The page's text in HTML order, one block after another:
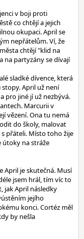
v boji proti
co chtějí a jejich
okupaci. April se
nepřátelům. Ví, že
chtějí "klid na
na partyzány se dívají
sladké dívence, která
April už není
pro jiné jí už nezbývá.
Marcurii v
vězení. Ona tu nemá
do školy, malovat
přáteli. Místo toho žije
útoky na stráže
April je skutečná. Musí
jsem hrál, tím víc to
jak April následky
jejího
konci. Cortéz měl
by nešla